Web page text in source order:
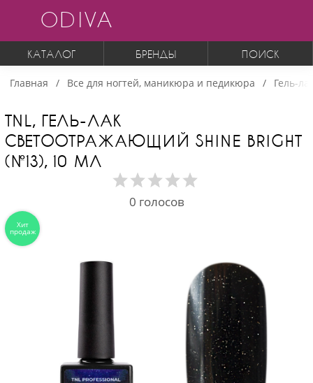
ODIVA
КАТАЛОГ БРЕНДЫ ПОИСК
Главная Все для ногтей, маникюра и педикюра Гель-
TNL, ГЕЛЬ-ЛАК
СВЕТООТРАЖАЮЩИЙ SHINE BRIGHT
(№13), 10 МЛ
0 голосов